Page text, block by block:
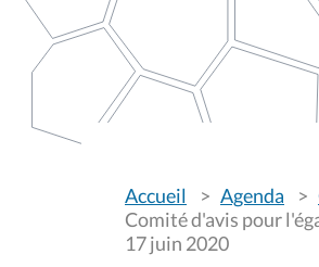
o
u
s
ê
Accueil Agenda
Comité d'avis pour
17 juin 2020